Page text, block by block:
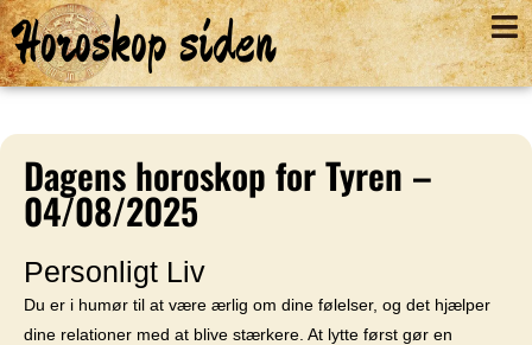
Horoskop siden
Dagens horoskop for Tyren –
04/08/2025
Personligt Liv
Du er i humør til at være ærlig om dine følelser, og det hjælper
dine relationer med at blive stærkere. At lytte først gør en